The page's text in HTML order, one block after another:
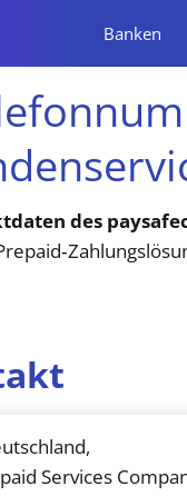
Banken
des
Services